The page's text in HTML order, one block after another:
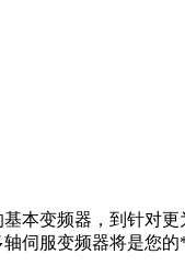
本变频器，到针对
伺服变频器将是您